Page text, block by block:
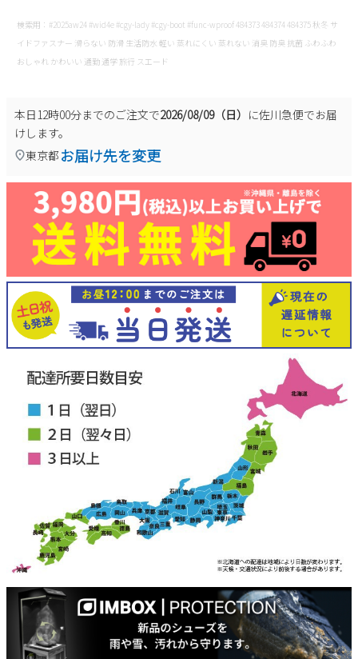
検索用：#2025aw24 #wid4e #cgy-lady #cgy-boot #func-wproof 484373 484374 484375 秋冬 サ
イドファスナー 滑らない 防滑 生活防水 軽い 蒸れにくい 蒸れない 消臭 防臭 抗菌 ふわふわ
おしゃれ かわいい 通勤 通学 旅行 スエード
本日12時00分までのご注文で2026/08/09（日） に佐川急便でお届
けします。
東京都 お届け先を変更